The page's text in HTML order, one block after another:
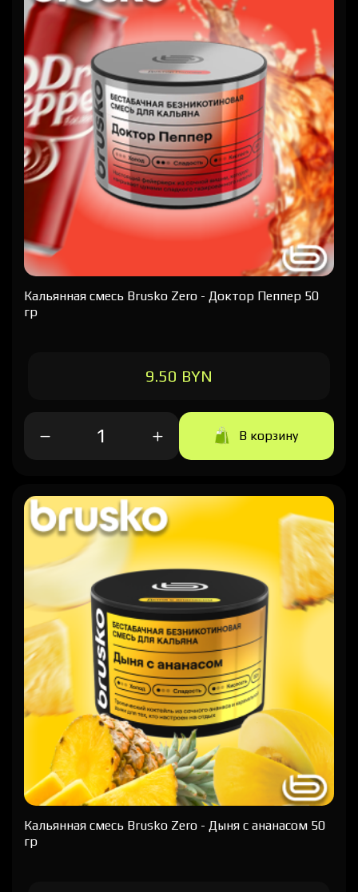
Кальянная cмесь Brusko Zero - Доктор Пеппер 50
гр
9.50 BYN
В корзину
Кальянная cмесь Brusko Zero - Дыня с ананасом 50
гр